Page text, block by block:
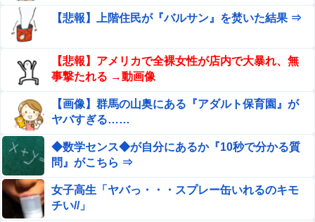
【悲報】上階住民が『バルサン』を焚いた結果 ⇒
【悲報】アメリカで全裸女性が店内で大暴れ、無
事撃たれる →動画像
【画像】群馬の山奥にある『アダルト保育園』が
ヤバすぎる……
◆数学センス◆が自分にあるか『10秒で分かる質
問』がこちら ⇒
女子高生「ヤバっ・・・スプレー缶いれるのキモ
チい//」